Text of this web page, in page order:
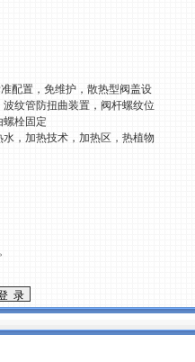
配置，免维护，散热型阀盖设
纹管防扭曲装置，阀杆螺纹位
螺栓固定
，加热技术，加热区，热植物